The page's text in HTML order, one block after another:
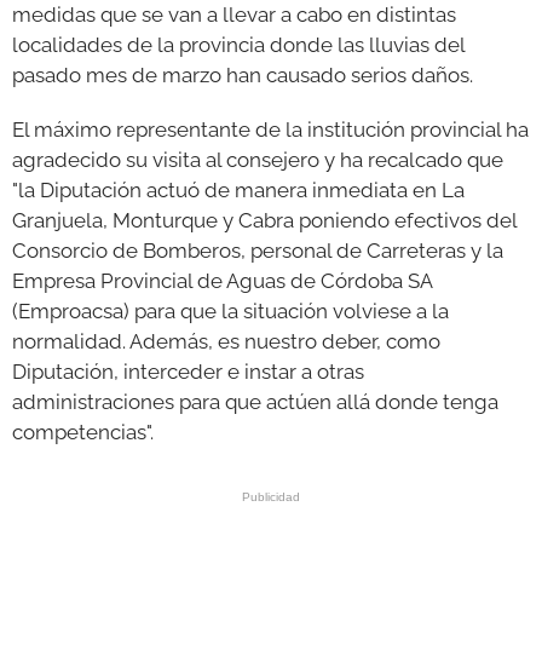
medidas que se van a llevar a cabo en distintas
localidades de la provincia donde las lluvias del
pasado mes de marzo han causado serios daños.
El máximo representante de la institución provincial ha
agradecido su visita al consejero y ha recalcado que
"la Diputación actuó de manera inmediata en La
Granjuela, Monturque y Cabra poniendo efectivos del
Consorcio de Bomberos, personal de Carreteras y la
Empresa Provincial de Aguas de Córdoba SA
(Emproacsa) para que la situación volviese a la
normalidad. Además, es nuestro deber, como
Diputación, interceder e instar a otras
administraciones para que actúen allá donde tenga
competencias".